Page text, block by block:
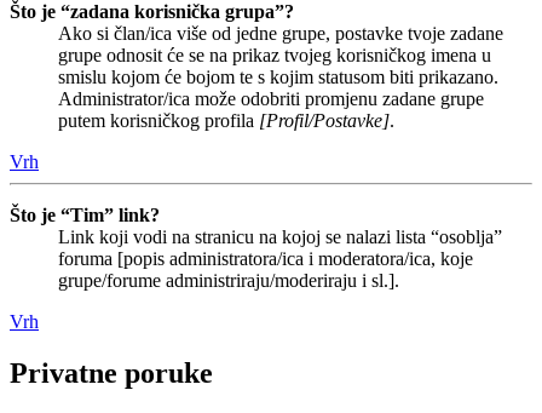
Što je “zadana korisnička grupa”?
Ako si član/ica više od jedne grupe, postavke tvoje zadane
grupe odnosit će se na prikaz tvojeg korisničkog imena u
smislu kojom će bojom te s kojim statusom biti prikazano.
Administrator/ica može odobriti promjenu zadane grupe
putem korisničkog profila [Profil/Postavke].
Vrh
Što je “Tim” link?
Link koji vodi na stranicu na kojoj se nalazi lista “osoblja”
foruma [popis administratora/ica i moderatora/ica, koje
grupe/forume administriraju/moderiraju i sl.].
Vrh
Privatne poruke